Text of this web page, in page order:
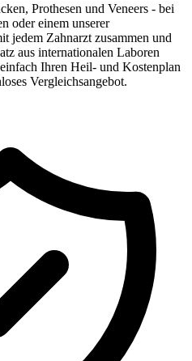
Prothesen und Veneers - bei
oder einem unserer
jedem Zahnarzt zusammen und
aus internationalen Laboren
Ihren Heil- und Kostenplan
Vergleichsangebot.